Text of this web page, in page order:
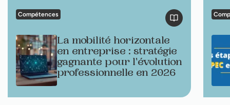
Compétences
La mobilité horizontale
en entreprise : stratégie
gagnante pour l'évolution
professionnelle en 2026